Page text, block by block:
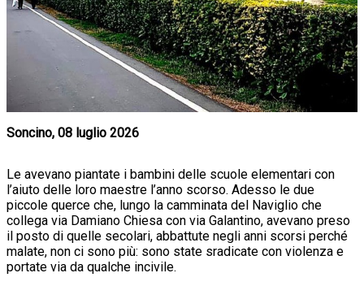
Soncino, 08 luglio 2026
Le avevano piantate i bambini delle scuole elementari con
l’aiuto delle loro maestre l’anno scorso. Adesso le due
piccole querce che, lungo la camminata del Naviglio che
collega via Damiano Chiesa con via Galantino, avevano preso
il posto di quelle secolari, abbattute negli anni scorsi perché
malate, non ci sono più: sono state sradicate con violenza e
portate via da qualche incivile.